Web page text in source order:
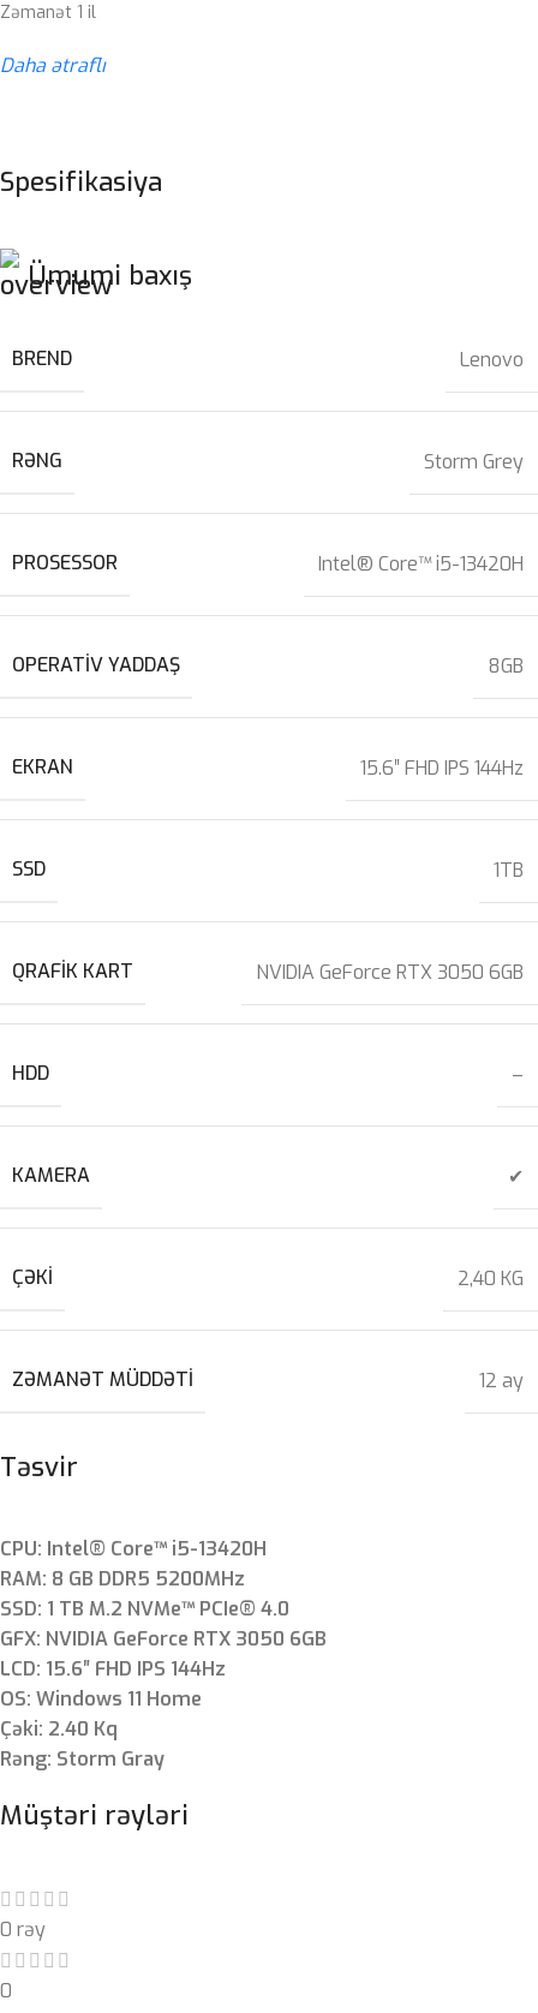
Zəmanət 1 il
Daha ətraflı
Təsvir
CPU: Intel® Core™ i5-13420H
RAM: 8 GB DDR5 5200MHz
SSD: 1 TB M.2 NVMe™ PCIe® 4.0
GFX: NVIDIA GeForce RTX 3050 6GB
LCD: 15.6″ FHD IPS 144Hz
OS: Windows 11 Home
Çəki: 2.40 Kq
Rəng: Storm Gray
Spesifikasiya
Ümumi baxış
BREND Lenovo
RƏNG Storm Grey
PROSESSOR Intel® Core™ i5-13420H
OPERATIV YADDAŞ 8GB
EKRAN 15.6″ FHD IPS 144Hz
SSD 1TB
QRAFIK KART NVIDIA GeForce RTX 3050 6GB
HDD –
KAMERA ✔
ÇƏKI 2,40 KG
ZƏMANƏT MÜDDƏTI 12 ay
Müştəri rəyləri
0 rəy
0